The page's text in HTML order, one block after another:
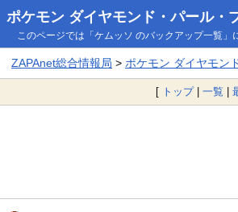
ポケモン ダイヤモンド・パール・
このページでは「ケムッソ のバックアップ一覧」
ZAPAnet総合情報局 > ポケモン ダイヤモン
[ トップ| 一覧 |